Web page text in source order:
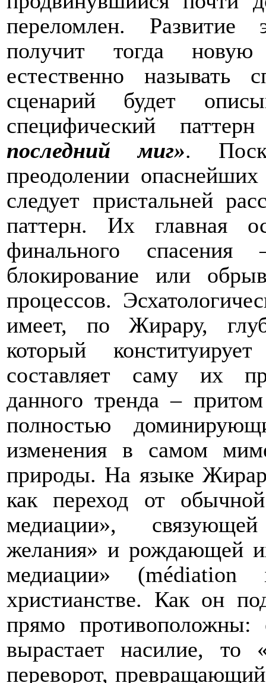
переломлен. Развитие
получит тогда
естественно
сценарий будет
специфический
последний миг».
преодолении
следует пристальней
паттерн. Их главная
финального
блокирование или
процессов.
имеет, по Жирару,
который
составляет саму их
данного тренда –
полностью
изменения в самом
природы. На языке
как переход от
медиации»,
желания» и рождающей
медиации» (médiation
христианстве. Как он
прямо противоположны:
вырастает насилие, то
переворот,